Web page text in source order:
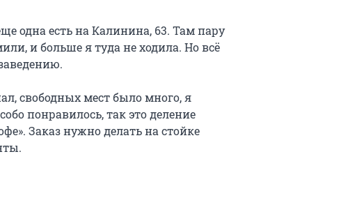
одна есть на Калинина, 63. Там пару
и больше я туда не ходила. Но всё
свободных мест было много, я
понравилось, так это деление
Заказ нужно делать на стойке